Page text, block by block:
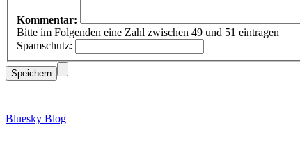
Kommentar:
Bitte im Folgenden eine Zahl zwischen 49 und 51 eintragen
Spamschutz:
Bluesky Blog